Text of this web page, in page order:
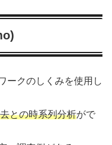
ークのしくみを使用し
との時系列分析がで